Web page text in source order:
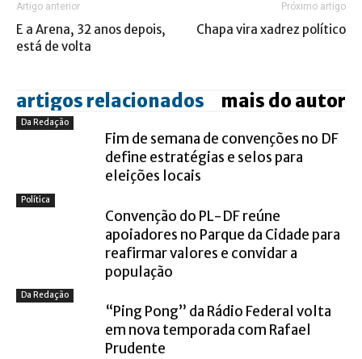
Artigo anterior
E a Arena, 32 anos depois,
está de volta
Próximo artigo
Chapa vira xadrez político
artigos relacionados mais do autor
Da Redação
Fim de semana de convenções no DF
define estratégias e selos para
eleições locais
Política
Convenção do PL-DF reúne
apoiadores no Parque da Cidade para
reafirmar valores e convidar a
população
Da Redação
“Ping Pong” da Rádio Federal volta
em nova temporada com Rafael
Prudente